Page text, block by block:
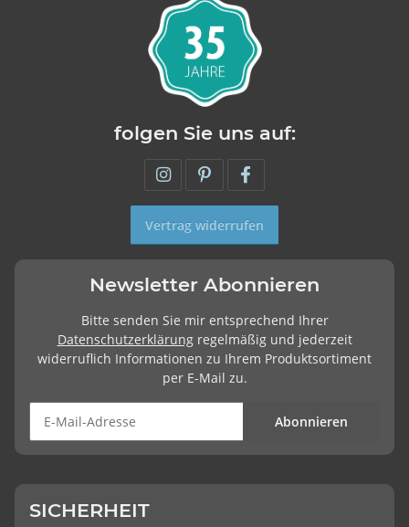
folgen Sie uns auf:
Vertrag widerrufen
Newsletter Abonnieren
Bitte senden Sie mir entsprechend Ihrer
Datenschutzerklärungregelmäßig und jederzeit
widerruflich Informationen zu Ihrem Produktsortiment
per E-Mail zu.
Abonnieren
SICHERHEIT